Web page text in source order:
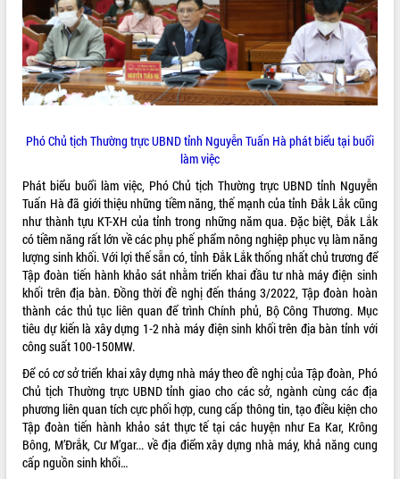
Đắk Lắk công bố Quy hoạch và xúc
tiến đầu tư tỉnh
Ngành cá ngừ Đắk Lắk chủ động thích
ứng để giữ vững thị trường xuất khẩu
Diễn đàn Kinh tế tư nhân Việt Nam đột
Đề án 06 tạo bước ngoặt đột phá trong
cải cách hành chính tỉnh Đắk Lắk
để phát triển du lịch Đắk Lắk
Khởi động Dự án Đầu tư xây dựng hạ
tầng kỹ thuật Cụm công nghiệp Tân
Tiến
Gặp mặt các cơ quan báo chí nhân Kỷ
niệm 101 năm Ngày Báo chí Cách
mạng Việt Nam
Đắk Lắk sơ kết 4 năm triển khai thực
hiện Đề án 06 của Chính phủ
Họp báo thông tin về Hội nghị Công bố
Quy hoạch và Xúc tiến đầu tư tỉnh Đắk
Lắk
Khơi thông điểm nghẽn, đẩy nhanh
giải ngân vốn khắc phục thiên tai
HĐND tỉnh thông qua điều chỉnh Quy
Phó Chủ tịch Thường trực UBND tỉnh Nguyễn Tuấn Hà phát biểu tại buổi
làm việc
Phát biểu buổi làm việc, Phó Chủ tịch Thường trực UBND tỉnh Nguyễn
Tuấn Hà đã giới thiệu những tiềm năng, thế mạnh của tỉnh Đắk Lắk cũng
như thành tựu KT-XH của tỉnh trong những năm qua. Đặc biệt, Đắk Lắk
có tiềm năng rất lớn về các phụ phế phẩm nông nghiệp phục vụ làm năng
lượng sinh khối. Với lợi thế sẵn có, tỉnh Đắk Lắk thống nhất chủ trương để
Tập đoàn tiến hành khảo sát nhằm triển khai đầu tư nhà máy điện sinh
khối trên địa bàn. Đồng thời đề nghị đến tháng 3/2022, Tập đoàn hoàn
thành các thủ tục liên quan để trình Chính phủ, Bộ Công Thương. Mục
tiêu dự kiến là xây dựng 1-2 nhà máy điện sinh khối trên địa bàn tỉnh với
công suất 100-150MW.
Để có cơ sở triển khai xây dựng nhà máy theo đề nghị của Tập đoàn, Phó
Chủ tịch Thường trực UBND tỉnh giao cho các sở, ngành cùng các địa
phương liên quan tích cực phối hợp, cung cấp thông tin, tạo điều kiện cho
Tập đoàn tiến hành khảo sát thực tế tại các huyện như Ea Kar, Krông
Bông, M’Đrắk, Cư M’gar... về địa điểm xây dựng nhà máy, khả năng cung
cấp nguồn sinh khối…